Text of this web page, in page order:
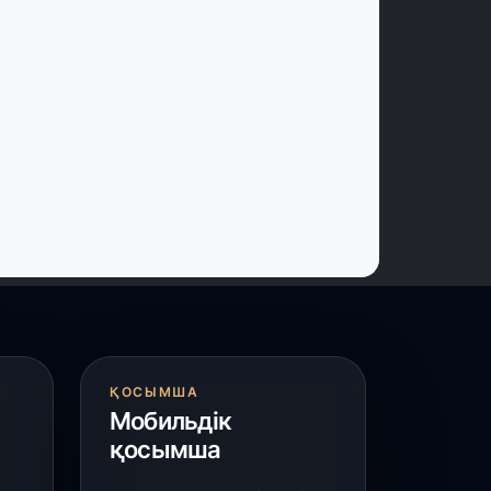
шілде, 2026
облысында 25 медициналық
салынып жатыр
ҚОСЫМША
Мобильдік
қосымша